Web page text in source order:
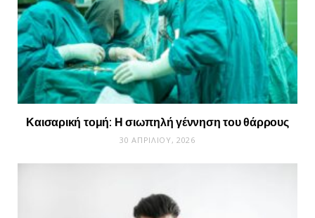
Καισαρική τομή: Η σιωπηλή γέννηση του θάρρους
30 ΑΠΡΙΛΊΟΥ, 2026